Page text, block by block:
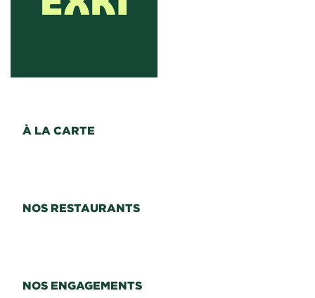
À LA CARTE
NOS RESTAURANTS
NOS ENGAGEMENTS